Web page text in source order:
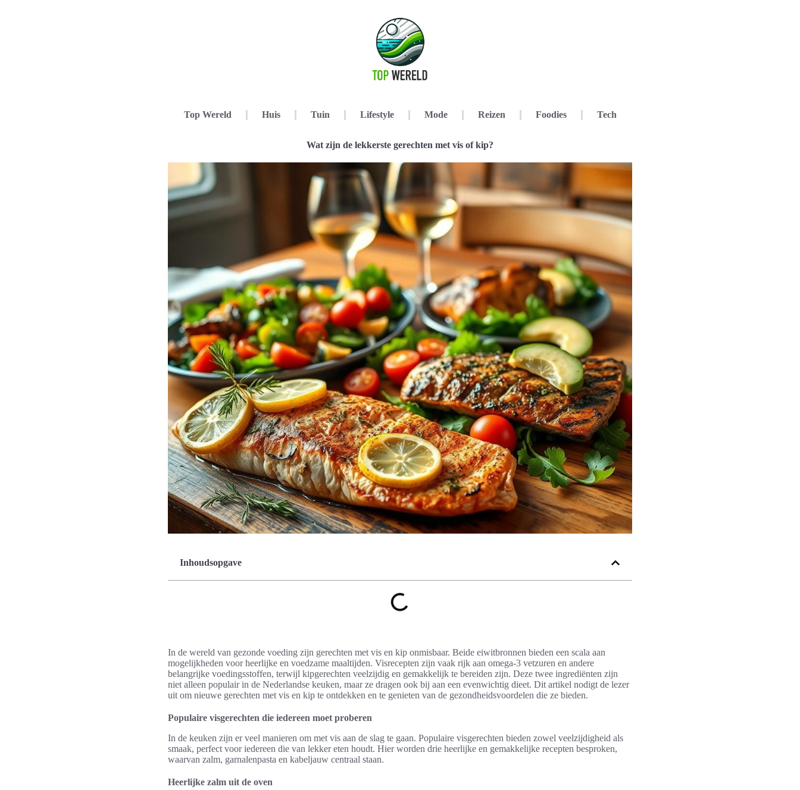
Top Wereld Huis Tuin Lifestyle Mode Reizen Foodies Tech
Wat zijn de lekkerste gerechten met vis of kip?
Inhoudsopgave
In de wereld van gezonde voeding zijn gerechten met vis en kip onmisbaar. Beide eiwitbronnen bieden een scala aan
mogelijkheden voor heerlijke en voedzame maaltijden. Visrecepten zijn vaak rijk aan omega-3 vetzuren en andere
belangrijke voedingsstoffen, terwijl kipgerechten veelzijdig en gemakkelijk te bereiden zijn. Deze twee ingrediënten zijn
niet alleen populair in de Nederlandse keuken, maar ze dragen ook bij aan een evenwichtig dieet. Dit artikel nodigt de lezer
uit om nieuwe gerechten met vis en kip te ontdekken en te genieten van de gezondheidsvoordelen die ze bieden.
Populaire visgerechten die iedereen moet proberen
In de keuken zijn er veel manieren om met vis aan de slag te gaan. Populaire visgerechten bieden zowel veelzijdigheid als
smaak, perfect voor iedereen die van lekker eten houdt. Hier worden drie heerlijke en gemakkelijke recepten besproken,
waarvan zalm, garnalenpasta en kabeljauw centraal staan.
Heerlijke zalm uit de oven